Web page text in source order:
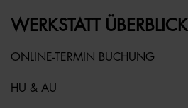
WERKSTATT ÜBERBLICK
ONLINE-TERMIN BUCHUNG
HU & AU